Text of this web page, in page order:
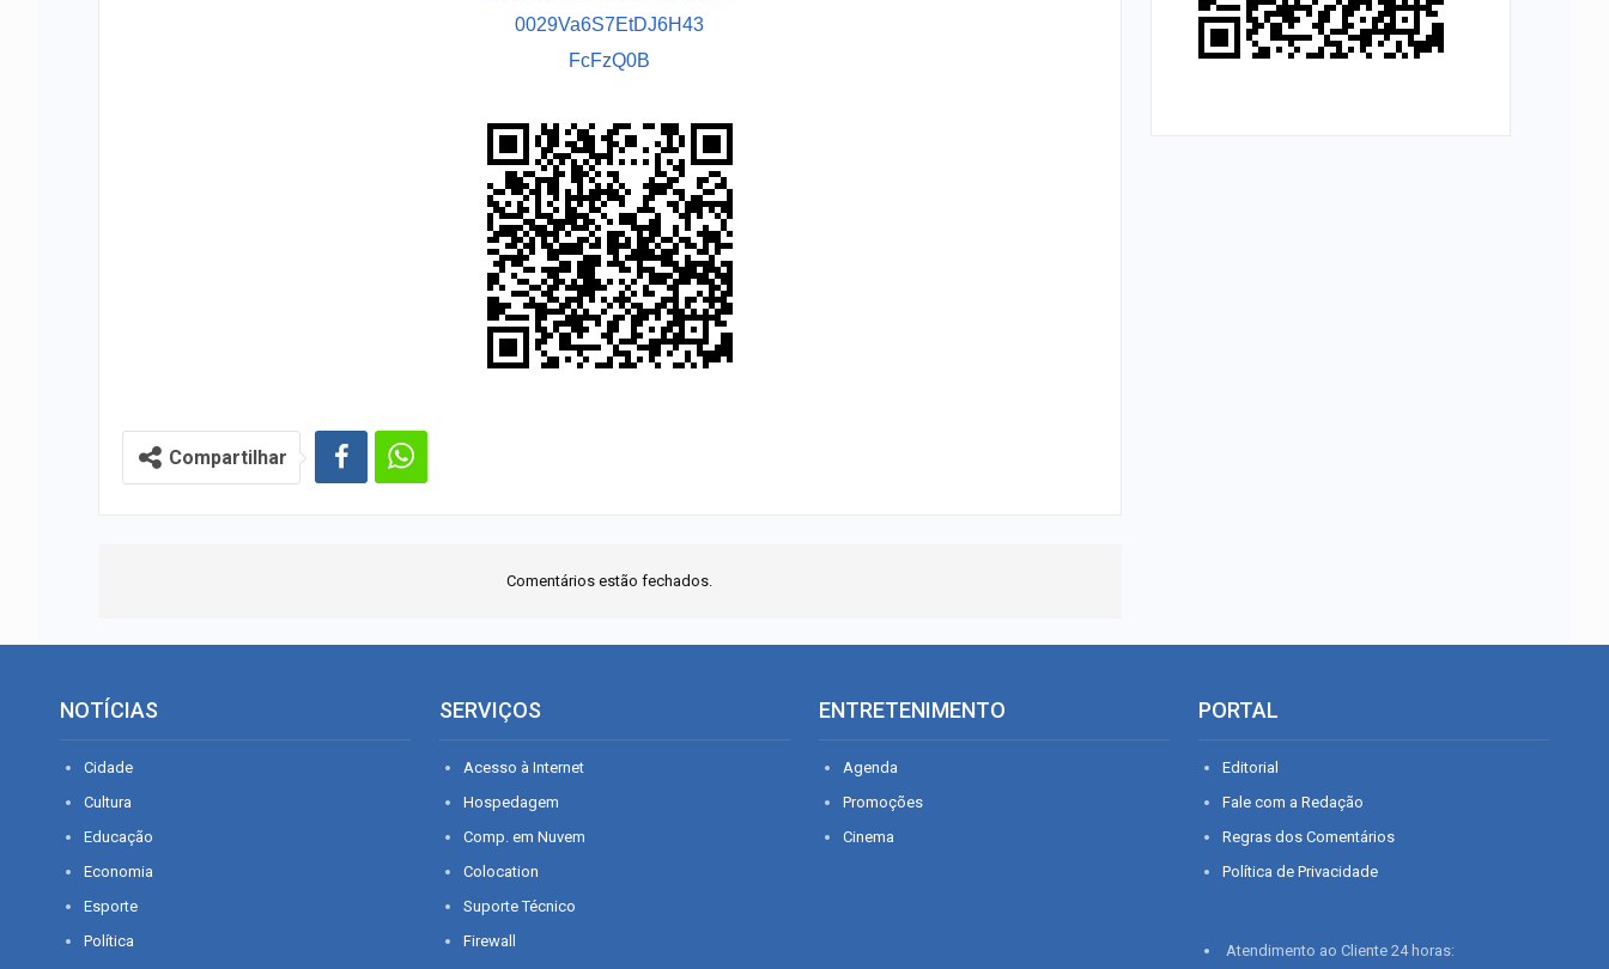
0029Va6S7EtDJ6H43
FcFzQ0B
Compartilhar
Comentários estão fechados.
NOTÍCIAS
Cidade
Cultura
Educação
Economia
Esporte
Política
SERVIÇOS
Acesso à Internet
Hospedagem
Comp. em Nuvem
Colocation
Suporte Técnico
Firewall
ENTRETENIMENTO
Agenda
Promoções
Cinema
PORTAL
Editorial
Fale com a Redação
Regras dos Comentários
Política de Privacidade
Atendimento ao Cliente 24 horas: